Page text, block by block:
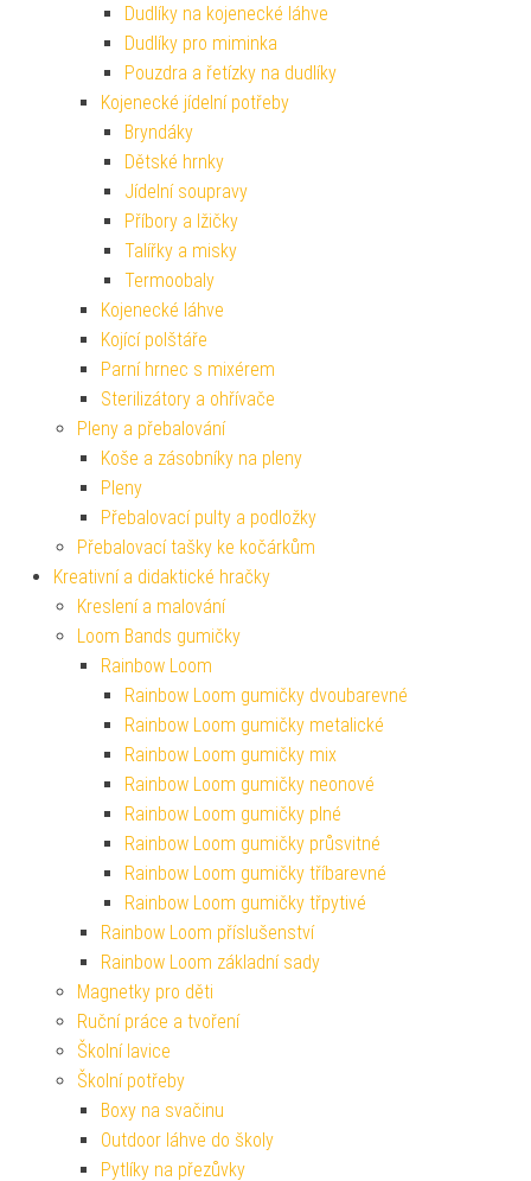
Dudlíky na kojenecké láhve
Dudlíky pro miminka
Pouzdra a řetízky na dudlíky
Kojenecké jídelní potřeby
Bryndáky
Dětské hrnky
Jídelní soupravy
Příbory a lžičky
Talířky a misky
Termoobaly
Kojenecké láhve
Kojící polštáře
Parní hrnec s mixérem
Sterilizátory a ohřívače
Pleny a přebalování
Koše a zásobníky na pleny
Pleny
Přebalovací pulty a podložky
Přebalovací tašky ke kočárkům
Kreativní a didaktické hračky
Kreslení a malování
Loom Bands gumičky
Rainbow Loom
Rainbow Loom gumičky dvoubarevné
Rainbow Loom gumičky metalické
Rainbow Loom gumičky mix
Rainbow Loom gumičky neonové
Rainbow Loom gumičky plné
Rainbow Loom gumičky průsvitné
Rainbow Loom gumičky tříbarevné
Rainbow Loom gumičky třpytivé
Rainbow Loom příslušenství
Rainbow Loom základní sady
Magnetky pro děti
Ruční práce a tvoření
Školní lavice
Školní potřeby
Boxy na svačinu
Outdoor láhve do školy
Pytlíky na přezůvky